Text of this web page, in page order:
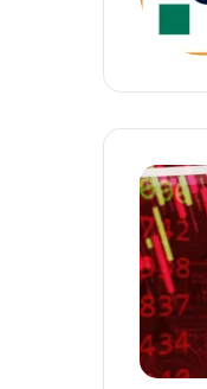
ईरान
द्वारा
इजरायल
पर
हमले
के
तेल
की